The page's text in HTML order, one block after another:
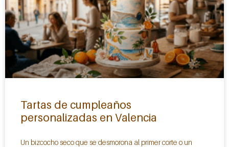
Tartas de cumpleaños
personalizadas en Valencia
Un bizcocho seco que se desmorona al primer corte o un